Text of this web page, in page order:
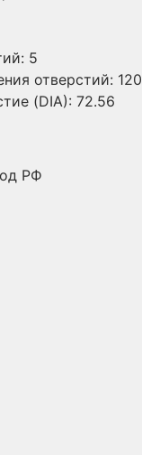
5
отверстий: 120
(DIA): 72.56
РФ